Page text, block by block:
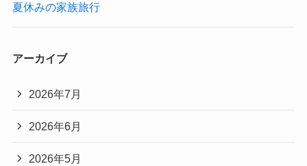
夏休みの家族旅行
アーカイブ
2026年7月
2026年6月
2026年5月